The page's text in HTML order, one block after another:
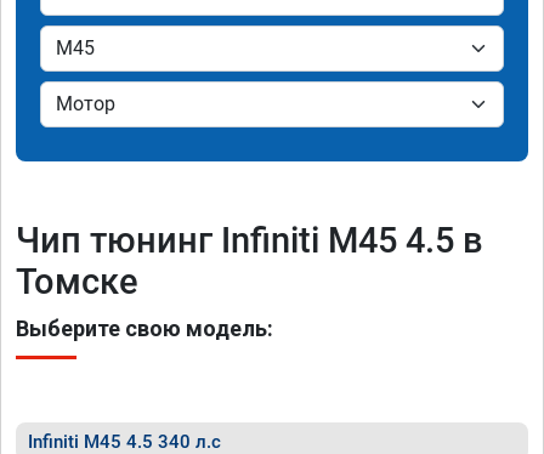
Чип тюнинг Infiniti M45 4.5 в
Томске
Выберите свою модель:
Infiniti M45 4.5 340 л.с